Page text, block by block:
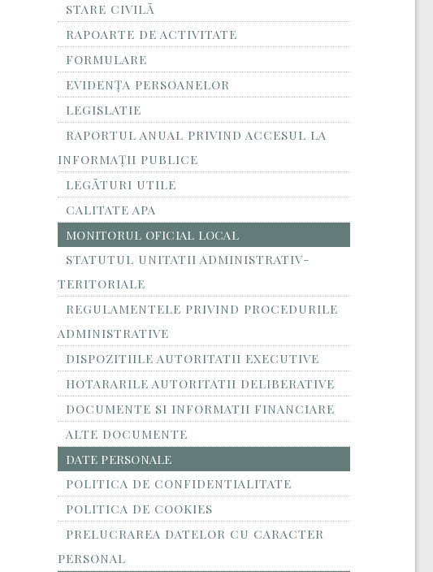
STARE CIVILĂ
RAPOARTE DE ACTIVITATE
FORMULARE
EVIDENȚA PERSOANELOR
LEGISLATIE
RAPORTUL ANUAL PRIVIND ACCESUL LA
INFORMAŢII PUBLICE
LEGĂTURI UTILE
CALITATE APA
MONITORUL OFICIAL LOCAL
STATUTUL UNITATII ADMINISTRATIV-
TERITORIALE
REGULAMENTELE PRIVIND PROCEDURILE
ADMINISTRATIVE
DISPOZITIILE AUTORITATII EXECUTIVE
HOTARARILE AUTORITATII DELIBERATIVE
DOCUMENTE SI INFORMATII FINANCIARE
ALTE DOCUMENTE
DATE PERSONALE
POLITICA DE CONFIDENTIALITATE
POLITICA DE COOKIES
PRELUCRAREA DATELOR CU CARACTER
PERSONAL